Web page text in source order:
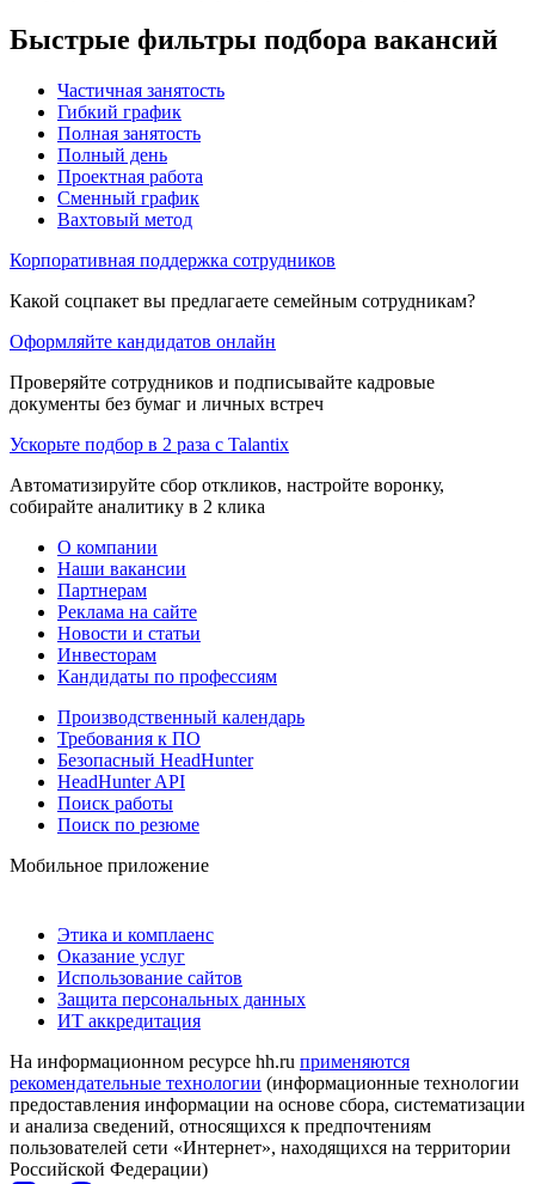
Быстрые фильтры подбора вакансий
Частичная занятость
Гибкий график
Полная занятость
Полный день
Проектная работа
Сменный график
Вахтовый метод
Корпоративная поддержка сотрудников
Какой соцпакет вы предлагаете семейным сотрудникам?
Оформляйте кандидатов онлайн
Проверяйте сотрудников и подписывайте кадровые
документы без бумаг и личных встреч
Ускорьте подбор в 2 раза с Talantix
Автоматизируйте сбор откликов, настройте воронку,
собирайте аналитику в 2 клика
О компании
Наши вакансии
Партнерам
Реклама на сайте
Новости и статьи
Инвесторам
Кандидаты по профессиям
Производственный календарь
Требования к ПО
Безопасный HeadHunter
HeadHunter API
Поиск работы
Поиск по резюме
Мобильное приложение
Этика и комплаенс
Оказание услуг
Использование сайтов
Защита персональных данных
ИТ аккредитация
На информационном ресурсе hh.ru применяются
рекомендательные технологии (информационные технологии
предоставления информации на основе сбора, систематизации
и анализа сведений, относящихся к предпочтениям
пользователей сети «Интернет», находящихся на территории
Российской Федерации)